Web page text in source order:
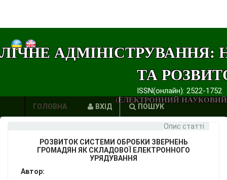
АДМІНІСТРУВАННЯ:
ТА
(ЕЛЕКТРОННИЙ
ISSN(онлайн): 2522-1752
ГОЛОВНА
ВИМОГИ
ЕТИКА
ВХІД ПОШУК
Опис статті
РОЗВИТОК СИСТЕМИ ОБРОБКИ ЗВЕРНЕНЬ
ГРОМАДЯН ЯК СКЛАДОВОЇ ЕЛЕКТРОННОГО
УРЯДУВАННЯ
Автор: